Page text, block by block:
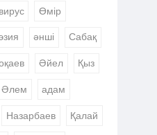
Өмір
әнші Сабақ
Әйел Қыз
Әлем адам
Назарбаев Қалай